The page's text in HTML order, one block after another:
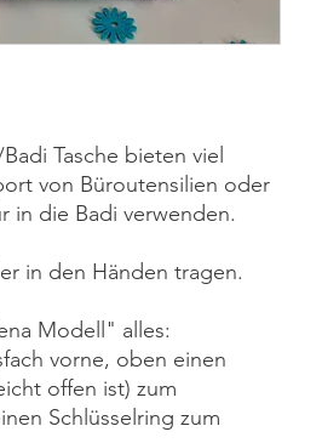
Tasche bieten viel
von Büroutensilien oder
in die Badi verwenden.
in den Händen tragen.
Modell" alles:
vorne, oben einen
offen ist) zum
Schlüsselring zum